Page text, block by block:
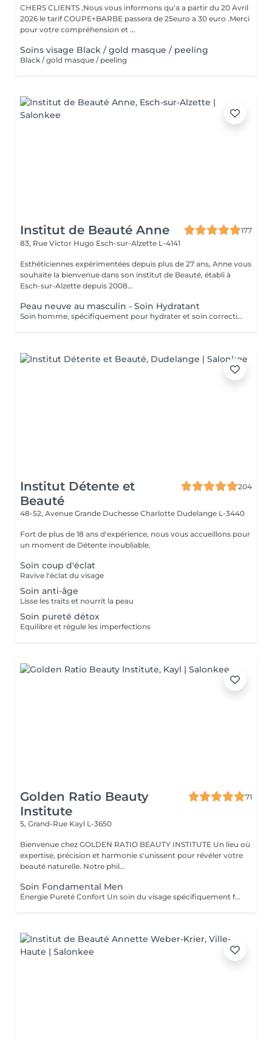
CHERS CLIENTS ,Nous vous informons qu'a a partir du 20 Avril
2026 le tarif COUPE+BARBE passera de 25euro a 30 euro .Merci
pour votre compréhension et ...
Soins visage Black / gold masque / peeling
Black / gold masque / peeling
Institut de Beauté Anne
177
83, Rue Victor Hugo Esch-sur-Alzette L-4141
Esthéticiennes expérimentées depuis plus de 27 ans, Anne vous
souhaite la bienvenue dans son institut de Beauté, établi à
Esch-sur-Alzette depuis 2008...
Peau neuve au masculin - Soin Hydratant
Soin homme, spécifiquement pour hydrater et soin correction des rides.
Institut Détente et
Beauté
204
48-52, Avenue Grande Duchesse Charlotte Dudelange L-3440
Fort de plus de 18 ans d'expérience, nous vous accueillons pour
un moment de Détente inoubliable.
Soin coup d'éclat
Ravive l'éclat du visage
Soin anti-âge
Lisse les traits et nourrit la peau
Soin pureté détox
Equilibre et régule les imperfections
Golden Ratio Beauty
Institute
71
5, Grand-Rue Kayl L-3650
Bienvenue chez GOLDEN RATIO BEAUTY INSTITUTE Un lieu où
expertise, précision et harmonie s'unissent pour révéler votre
beauté naturelle. Notre phil...
Soin Fondamental Men
Énergie Pureté Confort Un soin du visage spécifiquement formulé pour répondre aux besoins de la peau masculine : plus épaisse, plus sujette aux brillances, aux irritations post-rasage et au stress oxydatif. Ce rituel allie nettoyage profond, massage énergisant et actifs revitalisants pour purifier, hydrater et renforcer la peau. Les tensions s'estompent, le teint retrouve éclat et fraîcheur. Un moment de soin sobre, efficace et parfaitement adapté aux hommes d'aujourd'hui. Résultat : une peau nette, tonique, visiblement plus saine et rechargée.